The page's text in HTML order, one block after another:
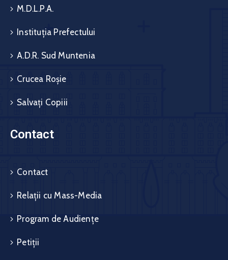
M.D.L.P.A.
Instituția Prefectului
A.D.R. Sud Muntenia
Crucea Roșie
Salvați Copiii
Contact
Contact
Relații cu Mass-Media
Program de Audiențe
Petiții